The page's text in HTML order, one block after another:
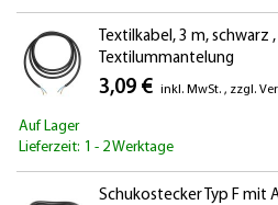
Textilkabel, 3 m, schwarz
Textilummantelung
3,09 € inkl. MwSt. , zzgl.
Auf Lager
Lieferzeit: 1 - 2 Werktage
Schukostecker Typ F mit